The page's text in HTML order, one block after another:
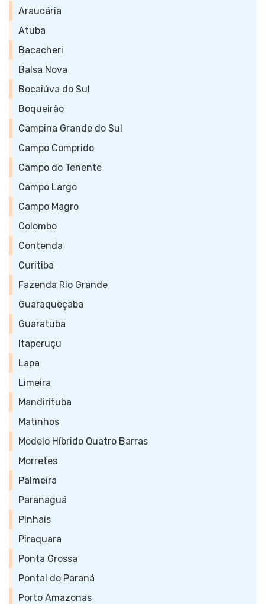
Araucária
Atuba
Bacacheri
Balsa Nova
Bocaiúva do Sul
Boqueirão
Campina Grande do Sul
Campo Comprido
Campo do Tenente
Campo Largo
Campo Magro
Colombo
Contenda
Curitiba
Fazenda Rio Grande
Guaraqueçaba
Guaratuba
Itaperuçu
Lapa
Limeira
Mandirituba
Matinhos
Modelo Híbrido Quatro Barras
Morretes
Palmeira
Paranaguá
Pinhais
Piraquara
Ponta Grossa
Pontal do Paraná
Porto Amazonas